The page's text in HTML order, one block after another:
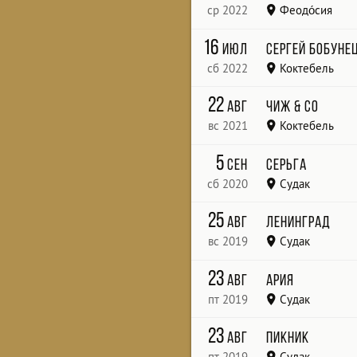
ср 2022 Феодо́сия
КЗ Звёздный
16июл
сб 2022
Сергей
Коктебель
КоктебельФестиваль «Море
22авг
вс 2021
Чиж & Co
Коктебель
"Koktebel Jazz Party"
5сен
сб 2020
СерьГа
Судак
25авг
вс 2019
Ленинград
Судак
Таврида-АРТ
23авг
пт 2019
Ария
Судак
"ТАВРИДА - АРТ"
23авг Пикник